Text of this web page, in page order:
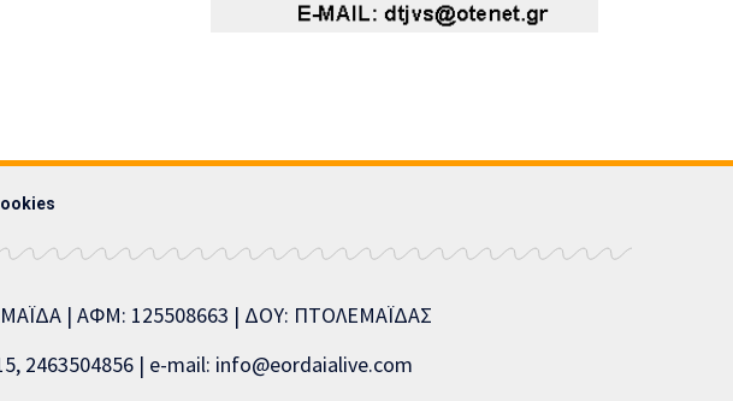
| ΑΦΜ: 125508663 | ΔΟΥ: ΠΤΟΛΕΜΑΪΔΑΣ
2463504856 | e-mail: info@eordaialive.com